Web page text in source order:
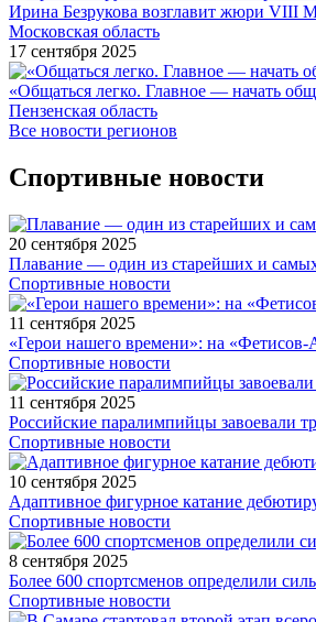
Ирина Безрукова возглавит жюри VIII
Московская область
17 сентября 2025
«Общаться легко. Главное — начать
Пензенская область
Все новости регионов
Спортивные новости
20 сентября 2025
Плавание — один из старейших и
Спортивные новости
11 сентября 2025
«Герои нашего времени»: на
Спортивные новости
11 сентября 2025
Российские паралимпийцы завоевали
Спортивные новости
10 сентября 2025
Адаптивное фигурное катание
Спортивные новости
8 сентября 2025
Более 600 спортсменов определили
Спортивные новости